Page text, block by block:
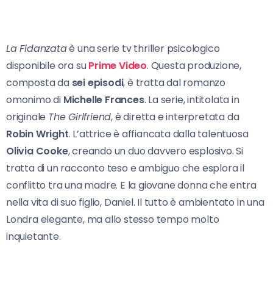
La Fidanzataè una serie tv thriller psicologico
disponibile ora suPrime Video. Questa produzione,
composta da sei episodi, è tratta dal romanzo
omonimo di Michelle Frances. La serie, intitolata in
originale The Girlfriend, è diretta e interpretata da
Robin Wright. L’attrice è affiancata dalla talentuosa
Olivia Cooke, creando un duo davvero esplosivo. Si
tratta di un racconto teso e ambiguo che esplora il
conflitto tra una madre. E la giovane donna che entra
nella vita di suo figlio, Daniel. Il tutto è ambientato in una
Londra elegante, ma allo stesso tempo molto
inquietante.